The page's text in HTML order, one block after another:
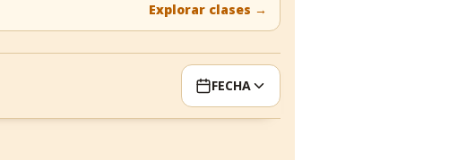
Explorar clases →
FECHA